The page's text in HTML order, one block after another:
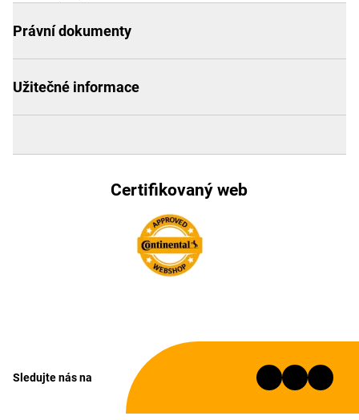
Právní dokumenty
Užitečné informace
Certifikovaný web
Sledujte nás na